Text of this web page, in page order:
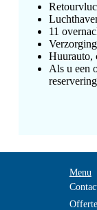
11
Huurauto,
Als u een
Menu